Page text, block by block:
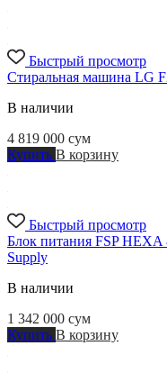
Быстрый просмотр
Стиральная машина LG
В наличии
4 819 000 сум
Купить В корзину
Быстрый просмотр
Блок питания FSP
Supply
В наличии
1 342 000 сум
Купить В корзину